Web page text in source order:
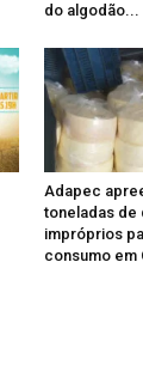
do algodão...
Adapec
toneladas de
impróprios
consumo em